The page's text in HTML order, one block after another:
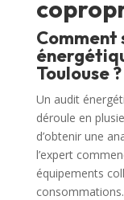
Comment
Toulouse ?
Un audit
déroule en
d’obtenir une
l’expert
équipements